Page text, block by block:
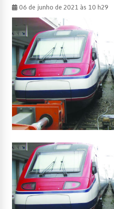
06 de junho de 2021 às 10 h29